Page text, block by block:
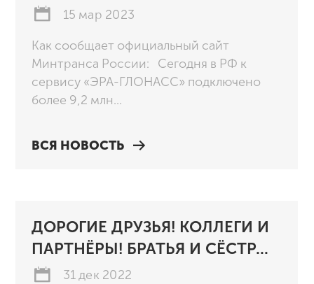
15 мар 2023
Как сообщает официальный сайт
Минтранса России: Сегодня в РФ к
сервису «ЭРА-ГЛОНАСС» подключено
более 9,2 млн...
ВСЯ НОВОСТЬ
ДОРОГИЕ ДРУЗЬЯ! КОЛЛЕГИ И
ПАРТНЁРЫ! БРАТЬЯ И СЁСТР...
31 дек 2022